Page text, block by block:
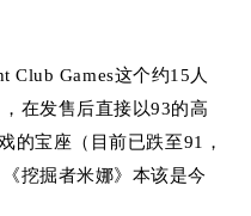
Club Games这个约15人
在发售后直接以93的高
的宝座（目前已跌至91，
挖掘者米娜》本该是今